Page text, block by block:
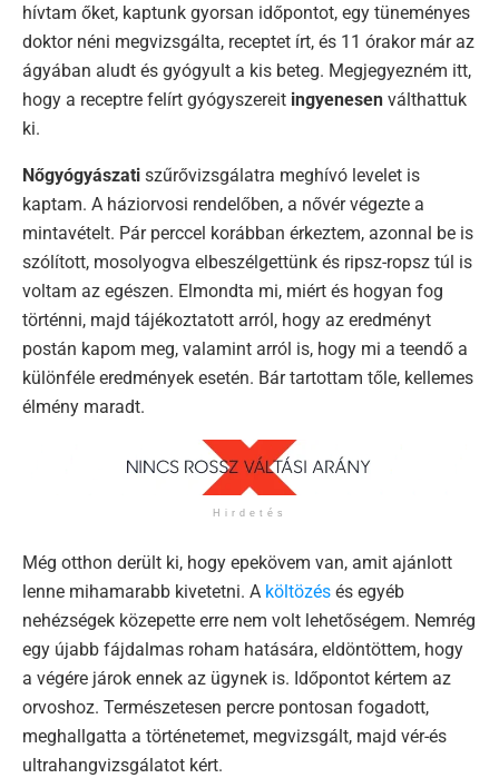
hívtam őket, kaptunk gyorsan időpontot, egy tüneményes
doktor néni megvizsgálta, receptet írt, és 11 órakor már az
ágyában aludt és gyógyult a kis beteg. Megjegyezném itt,
hogy a receptre felírt gyógyszereit ingyenesen válthattuk
ki.
Nőgyógyászati szűrővizsgálatra meghívó levelet is
kaptam. A háziorvosi rendelőben, a nővér végezte a
mintavételt. Pár perccel korábban érkeztem, azonnal be is
szólított, mosolyogva elbeszélgettünk és ripsz-ropsz túl is
voltam az egészen. Elmondta mi, miért és hogyan fog
történni, majd tájékoztatott arról, hogy az eredményt
postán kapom meg, valamint arról is, hogy mi a teendő a
különféle eredmények esetén. Bár tartottam tőle, kellemes
élmény maradt.
Hirdetés
Még otthon derült ki, hogy epekövem van, amit ajánlott
lenne mihamarabb kivetetni. A költözés és egyéb
nehézségek közepette erre nem volt lehetőségem. Nemrég
egy újabb fájdalmas roham hatására, eldöntöttem, hogy
a végére járok ennek az ügynek is. Időpontot kértem az
orvoshoz. Természetesen percre pontosan fogadott,
meghallgatta a történetemet, megvizsgált, majd vér-és
ultrahangvizsgálatot kért.